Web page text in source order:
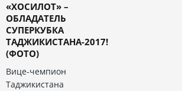
«ХОСИЛОТ» –
ОБЛАДАТЕЛЬ
СУПЕРКУБКА
ТАДЖИКИСТАНА-2017!
(ФОТО)
Вице-чемпион
Таджикистана